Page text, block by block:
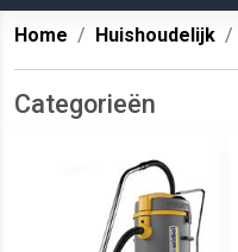
Home Huishoudelijk
Categorieën